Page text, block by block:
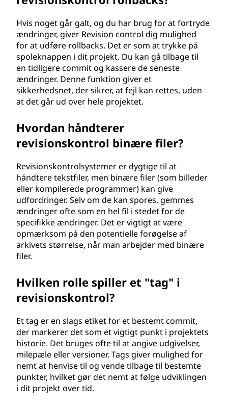
Hvis noget går galt, og du har brug for at fortryde
ændringer, giver Revision control dig mulighed
for at udføre rollbacks. Det er som at trykke på
spoleknappen i dit projekt. Du kan gå tilbage til
en tidligere commit og kassere de seneste
ændringer. Denne funktion giver et
sikkerhedsnet, der sikrer, at fejl kan rettes, uden
at det går ud over hele projektet.
Hvordan håndterer
revisionskontrol binære filer?
Revisionskontrolsystemer er dygtige til at
håndtere tekstfiler, men binære filer (som billeder
eller kompilerede programmer) kan give
udfordringer. Selv om de kan spores, gemmes
ændringer ofte som en hel fil i stedet for de
specifikke ændringer. Det er vigtigt at være
opmærksom på den potentielle forøgelse af
arkivets størrelse, når man arbejder med binære
filer.
Hvilken rolle spiller et "tag" i
revisionskontrol?
Et tag er en slags etiket for et bestemt commit,
der markerer det som et vigtigt punkt i projektets
historie. Det bruges ofte til at angive udgivelser,
milepæle eller versioner. Tags giver mulighed for
nemt at henvise til og vende tilbage til bestemte
punkter, hvilket gør det nemt at følge udviklingen
i dit projekt over tid.